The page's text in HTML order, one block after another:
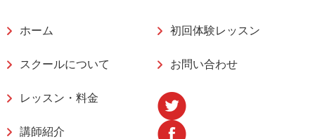
ホーム
スクールについて
レッスン・料金
講師紹介
初回体験レッスン
お問い合わせ